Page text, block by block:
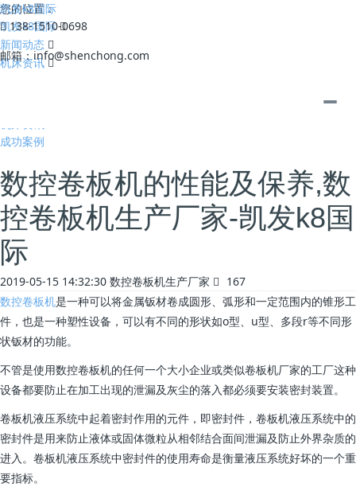
凯发k8国际
138-1510-0698
邮箱：info@shenchong.com
您的位置：
凯发k8国际
新闻动态
机床资讯
成功案例
数控卷板机的性能及保养,数
控卷板机生产厂家-凯发k8国
际
2019-05-15 14:32:30 数控卷板机生产厂家
167
数控卷板机是一种可以将金属钣材卷成圆形、弧形和一定范围内的锥形工
件，也是一种塑性设备，可以有不同的形状如o型、u型、多段r等不同形
状钣材的功能。
不管是使用数控卷板机的任何一个大小企业或类似卷板机厂家的工厂这种
设备都要防止在加工出现的泄漏及灰尘的落入都必须要安装密封装置。
卷板机液压系统中起着密封作用的元件，即密封件，卷板机液压系统中的
密封件是用来防止液体或固体微粒从相邻结合面间泄漏及防止外界杂质的
进入。卷板机液压系统中密封件的使用寿命是衡量液压系统好坏的一个重
要指标。